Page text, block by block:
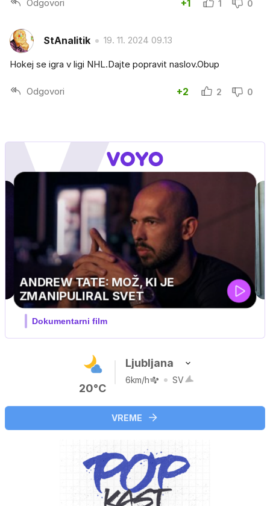
Odgovori +1 1 0
StAnalitik 19. 11. 2024 09.13
Hokej se igra v ligi NHL.Dajte popravit naslov.Obup
Odgovori +2 2 0
20°C
Ljubljana
6km/h SV
VREME